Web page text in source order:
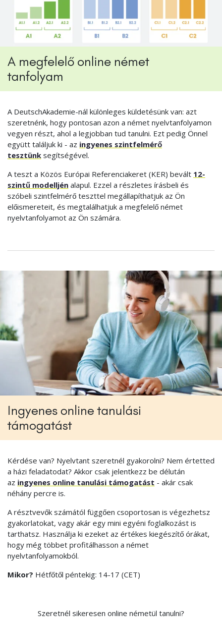
A megfelelő online német
tanfolyam
A DeutschAkademie-nál különleges küldetésünk van: azt
szeretnénk, hogy pontosan azon a német nyelvtanfolyamon
vegyen részt, ahol a legjobban tud tanulni. Ezt pedig Önnel
együtt találjuk ki - az ingyenes szintfelmérő
tesztünk segítségével.
A teszt a Közös Európai Referenciakeret (KER) bevált 12-
szintű modelljén alapul. Ezzel a részletes írásbeli és
szóbeli szintfelmérő teszttel megállapíthatjuk az Ön
előismereteit, és megtalálhatjuk a megfelelő német
nyelvtanfolyamot az Ön számára.
Ingyenes online tanulási
támogatást
Kérdése van? Nyelvtant szeretnél gyakorolni? Nem értetted
a házi feladatodat? Akkor csak jelentkezz be délután
az ingyenes online tanulási támogatást - akár csak
néhány percre is.
A résztvevők számától függően csoportosan is végezhetsz
gyakorlatokat, vagy akár egy mini egyéni foglalkozást is
tarthatsz. Használja ki ezeket az értékes kiegészítő órákat,
hogy még többet profitálhasson a német
nyelvtanfolyamokból.
Mikor? Hétfőtől péntekig: 14-17 (CET)
Szeretnél sikeresen online németül tanulni?